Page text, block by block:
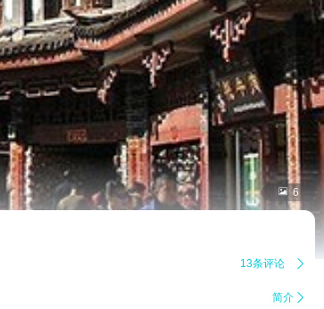
 6
13条评论 
简介 